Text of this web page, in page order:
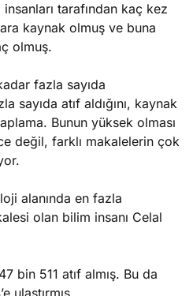
tarafından kaç kez
kaynak olmuş ve buna
olmuş.
fazla sayıda
sayıda atıf aldığını, kaynak
Bunun yüksek olması
değil, farklı makalelerin çok
alanında en fazla
olan bilim insanı Celal
bin 511 atıf almış. Bu da
ulaştırmış.